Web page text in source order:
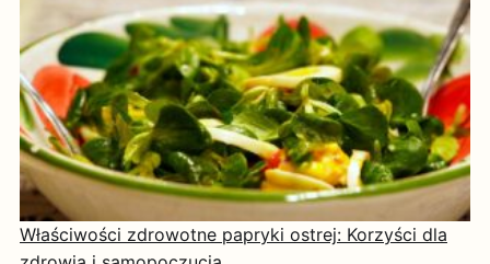
Właściwości zdrowotne papryki ostrej: Korzyści dla